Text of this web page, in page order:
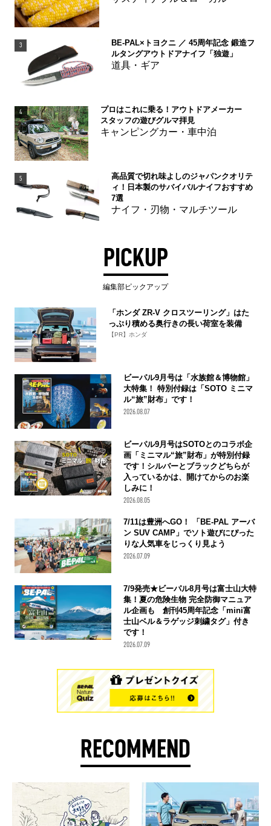
3
BE-PAL×トヨクニ ／ 45周年記念 鍛造フ
ルタングアウトドアナイフ「独遊」
道具・ギア
4
プロはこれに乗る！アウトドアメーカー
スタッフの遊びグルマ拝見
キャンピングカー・車中泊
5
高品質で切れ味よしのジャパンクオリテ
ィ！日本製のサバイバルナイフおすすめ
7選
ナイフ・刃物・マルチツール
PICKUP
編集部ピックアップ
「ホンダ ZR-V クロスツーリング」はた
っぷり積める奥行きの長い荷室を装備
【PR】ホンダ
ビーパル9月号は「水族館＆博物館」
大特集！ 特別付録は「SOTO ミニマ
ル“旅”財布」です！
2026.08.07
ビーパル9月号はSOTOとのコラボ企
画「ミニマル“旅”財布」が特別付録
です！シルバーとブラックどちらが
入っているかは、開けてからのお楽
しみに！
2026.08.05
7/11は豊洲へGO！ 「BE-PAL アーバ
ン SUV CAMP」でソト遊びにぴった
りな人気車をじっくり見よう
2026.07.09
7/9発売★ビーパル8月号は富士山大特
集！夏の危険生物 完全防御マニュア
ル企画も 創刊45周年記念「mini富
士山ベル＆ラゲッジ刺繍タグ」付き
です！
2026.07.09
RECOMMEND